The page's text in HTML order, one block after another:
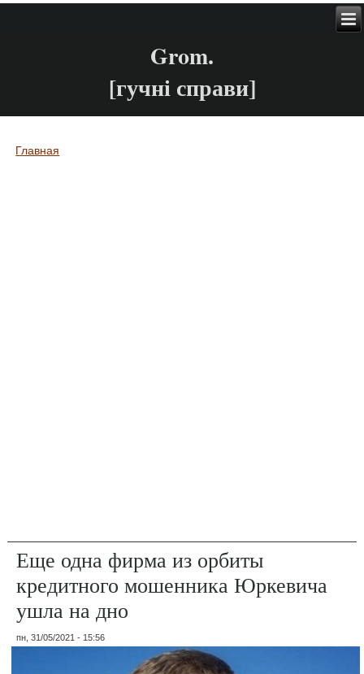
Grom.
[гучні справи]
Вы здесь
Главная
Еще одна фирма из орбиты
кредитного мошенника Юркевича
ушла на дно
пн, 31/05/2021 - 15:56